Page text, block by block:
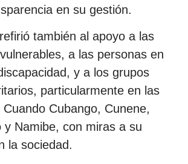
en su gestión.
también al apoyo a las
a las personas en
y a los grupos
particularmente en las
Cubango, Cunene,
y Namibe, con miras a su
la sociedad.